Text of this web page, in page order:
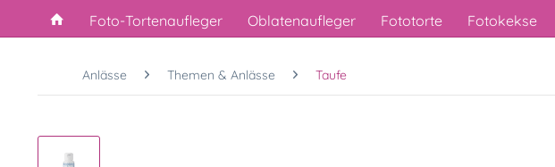
Foto-Tortenaufleger Oblatenaufleger Fototorte Fotokekse
Anlässe Themen & Anlässe Taufe